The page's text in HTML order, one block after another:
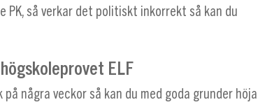
PK, så verkar det politiskt inkorrekt så kan du
ELF
några veckor så kan du med goda grunder höja